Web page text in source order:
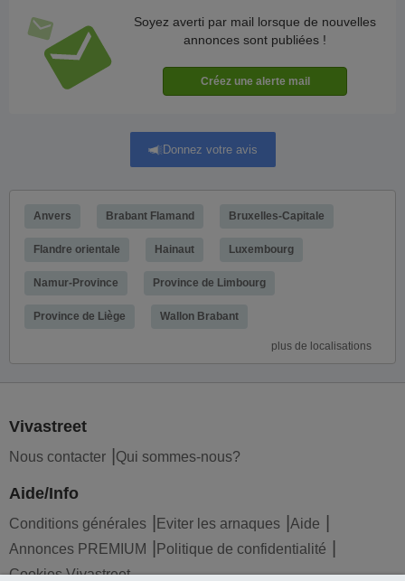
Soyez averti par mail lorsque de nouvelles
annonces sont publiées !
Donnez votre avis
Anvers Brabant Flamand Bruxelles-Capitale
Flandre orientale Hainaut Luxembourg
Namur-Province Province de Limbourg
Province de Liège Wallon Brabant
plus de localisations
Vivastreet
Nous contacter Qui sommes-nous?
Aide/Info
Conditions générales Eviter les arnaques
Aide
Annonces PREMIUM
Politique de confidentialité
Cookies Vivastreet